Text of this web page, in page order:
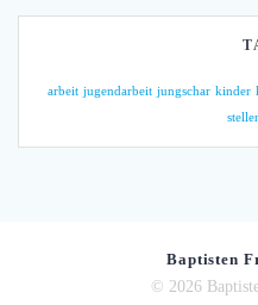
arbeit jugendarbeit jungschar kinder
Baptisten
© 2026